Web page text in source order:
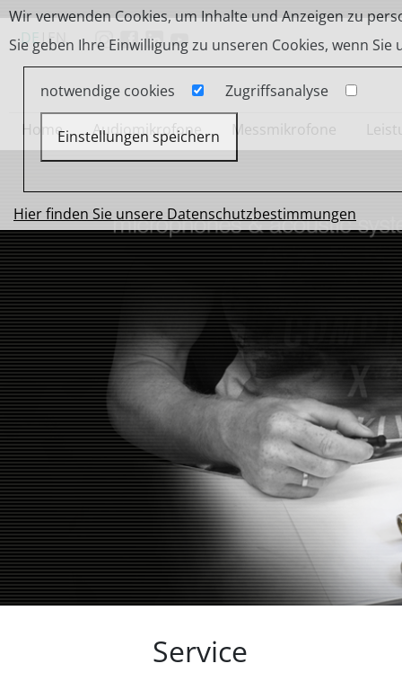
Wir verwenden Cookies, um Inhalte und Anzeigen zu
Sie geben Ihre Einwilligung zu unseren Cookies, wenn
notwendige cookies Zugriffsanalyse
Einstellungen speichern
Hier finden Sie unsere Datenschutzbestimmungen
DE|EN
Home Audiomikrofone Messmikrofone
Service